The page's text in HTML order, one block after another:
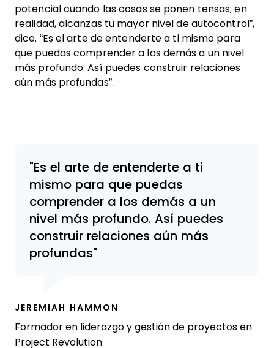
potencial cuando las cosas se ponen tensas; en
realidad, alcanzas tu mayor nivel de autocontrol”,
dice. “Es el arte de entenderte a ti mismo para
que puedas comprender a los demás a un nivel
más profundo. Así puedes construir relaciones
aún más profundas”.
Es el arte de entenderte a ti
mismo para que puedas
comprender a los demás a un
nivel más profundo. Así puedes
construir relaciones aún más
profundas
JEREMIAH HAMMON
Formador en liderazgo y gestión de proyectos en
Project Revolution